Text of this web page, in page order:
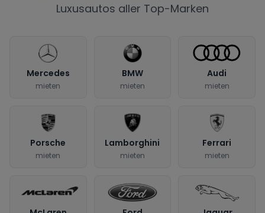
Luxusautos aller Top-Marken
Mercedes
mieten
BMW
mieten
Audi
mieten
Porsche
mieten
Lamborghini
mieten
Ferrari
mieten